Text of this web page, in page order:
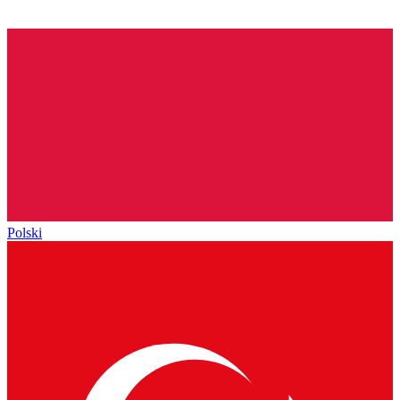
Polski